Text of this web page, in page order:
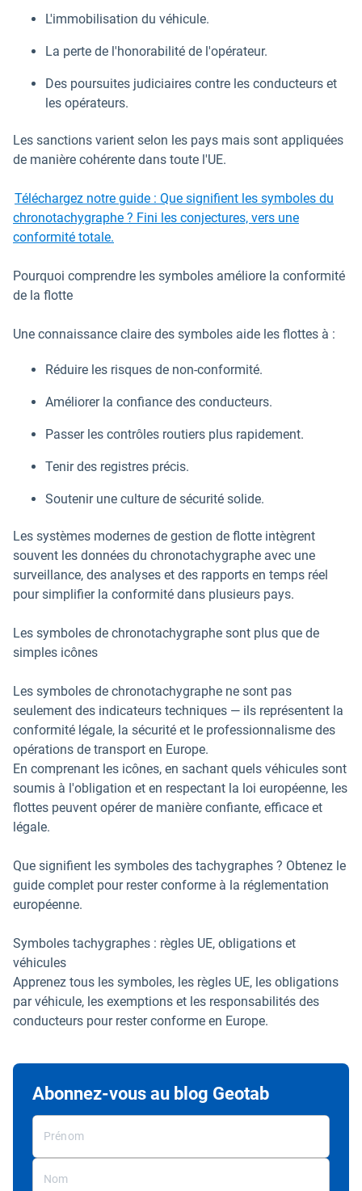
L'immobilisation du véhicule.
La perte de l'honorabilité de l'opérateur.
Des poursuites judiciaires contre les conducteurs et
les opérateurs.
Les sanctions varient selon les pays mais sont appliquées
de manière cohérente dans toute l'UE.
Téléchargez notre guide : Que signifient les symboles du
chronotachygraphe ? Fini les conjectures, vers une
conformité totale.
Pourquoi comprendre les symboles améliore la conformité
de la flotte
Une connaissance claire des symboles aide les flottes à :
Réduire les risques de non-conformité.
Améliorer la confiance des conducteurs.
Passer les contrôles routiers plus rapidement.
Tenir des registres précis.
Soutenir une culture de sécurité solide.
Les systèmes modernes de gestion de flotte intègrent
souvent les données du chronotachygraphe avec une
surveillance, des analyses et des rapports en temps réel
pour simplifier la conformité dans plusieurs pays.
Les symboles de chronotachygraphe sont plus que de
simples icônes
Les symboles de chronotachygraphe ne sont pas
seulement des indicateurs techniques — ils représentent la
conformité légale, la sécurité et le professionnalisme des
opérations de transport en Europe.
En comprenant les icônes, en sachant quels véhicules sont
soumis à l'obligation et en respectant la loi européenne, les
flottes peuvent opérer de manière confiante, efficace et
légale.
Que signifient les symboles des tachygraphes ? Obtenez le
guide complet pour rester conforme à la réglementation
européenne.
Symboles tachygraphes : règles UE, obligations et
véhicules
Apprenez tous les symboles, les règles UE, les obligations
par véhicule, les exemptions et les responsabilités des
conducteurs pour rester conforme en Europe.
Abonnez-vous au blog Geotab